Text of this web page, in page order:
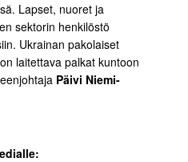
Lapset, nuoret ja
sektorin henkilöstö
Ukrainan pakolaiset
laitettava palkat kuntoon
Päivi Niemi-